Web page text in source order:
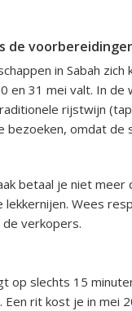
de
in Sabah
31 mei valt. In de
rijstwijn
omdat de
betaal je niet
Wees
verkopers.
op slechts 15
rit kost je in mei